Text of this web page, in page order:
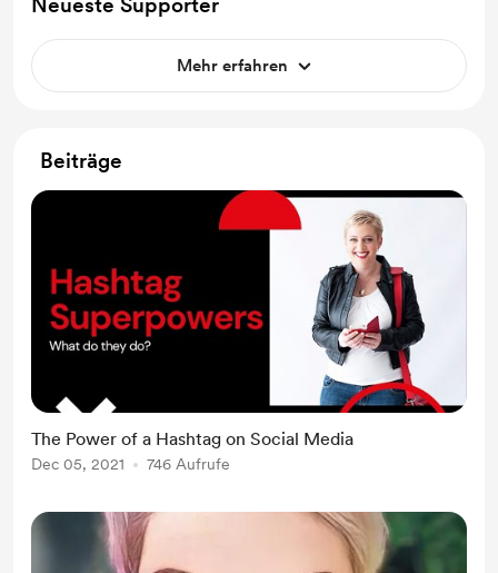
Mehr erfahren
Beiträge
The Power of a Hashtag on Social Media
Dec 05, 2021 746 Aufrufe